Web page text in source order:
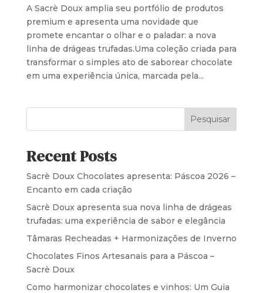
A Sacrè Doux amplia seu portfólio de produtos
premium e apresenta uma novidade que
promete encantar o olhar e o paladar: a nova
linha de drágeas trufadas.Uma coleção criada para
transformar o simples ato de saborear chocolate
em uma experiência única, marcada pela...
Pesquisar
Recent Posts
Sacrè Doux Chocolates apresenta: Páscoa 2026 –
Encanto em cada criação
Sacrè Doux apresenta sua nova linha de drágeas
trufadas: uma experiência de sabor e elegância
Tâmaras Recheadas + Harmonizações de Inverno
Chocolates Finos Artesanais para a Páscoa –
Sacrè Doux
Como harmonizar chocolates e vinhos: Um Guia